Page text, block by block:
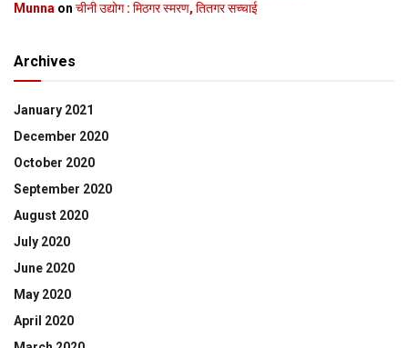
Munna on चीनी उद्योग : मिठगर स्‍मरण, तितगर सच्‍चाई
Archives
January 2021
December 2020
October 2020
September 2020
August 2020
July 2020
June 2020
May 2020
April 2020